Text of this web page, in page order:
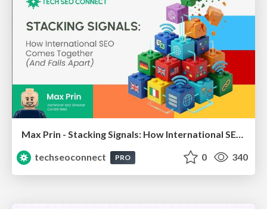
Max Prin - Stacking Signals: How International SEO Comes Together (And Falls Apart)
techseoconnect
PRO 0 340